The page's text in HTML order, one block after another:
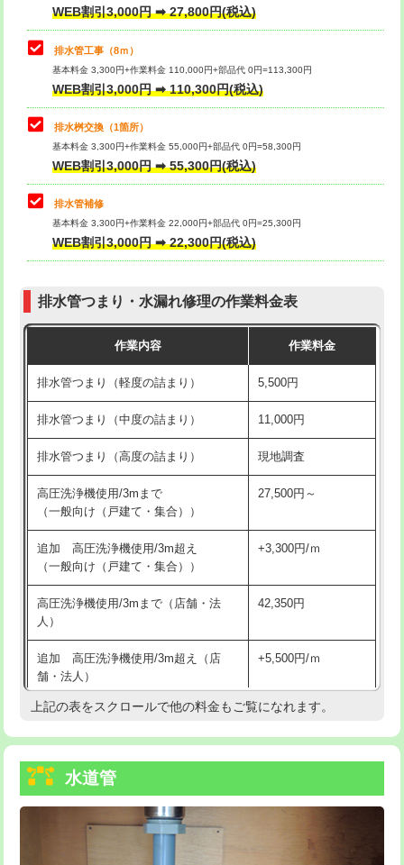
マス交換（土の掘削・埋め戻し作業）
マス交換（深さ50㎝未満）
マス交換（深さ50㎝以上） 66,000円
コンクリート斫り（厚さ10㎝まで）
コンクリート斫り（厚さ10㎝超え）
モルタル補修（厚さ10㎝まで）
モルタル補修（厚さ10㎝超え）
追加人工 16,500円
現場見積
※給水管工事は20mmまでの価格です。
理・調整・分解・加工など（重作業）
その他部品の脱着
交換・取付（タンク） 22,000円+材料費
交換・取付(単水栓（壁付・デッキ
式）)
交換・取付(混合水栓（壁付・デッキ
式・ワンホール）)
16,500円+材料費
交換・取付(排水栓・排水トラップ
交換・取付（その他部品） 11,000円+材料費
持込商品取付（単水栓） 13,200円
持込商品取付（混合水栓） 16,500円
持込商品取付（浄水器・分岐水栓） 16,500円
給水管工事※（ホール加工) 16,500円
給水管工事※（バンド止め) 3,300円
給水管工事※（支持金具設置)
給水管工事※（保温材使用（バンド止
め込み）)
5,500円
給水管工事※（土の掘削・埋め戻し作
業)
11,000円
給水管工事※（塩ビ管（VP・HI）使
用/3ｍまで)
33,000円
給水管工事※（塩ビ管（VP・HI）使
+8,800円
給水管工事※（ライニング鋼管・銅
管・ポリ管・HT管使用/3ｍまで)
給水管工事※（ライニング鋼管・銅
管・ポリ管・HT管使用/3ｍ超え)
WEB割引3,000円 ➡ 27,800円(税込)
排水管工事（8ｍ）
基本料金 3,300円+作業料金 110,000円+部品代 0円=113,300円
WEB割引3,000円 ➡ 110,300円(税込)
排水桝交換（1箇所）
基本料金 3,300円+作業料金 55,000円+部品代 0円=58,300円
WEB割引3,000円 ➡ 55,300円(税込)
排水管補修
基本料金 3,300円+作業料金 22,000円+部品代 0円=25,300円
WEB割引3,000円 ➡ 22,300円(税込)
排水管つまり・水漏れ修理の作業料金表
作業内容 作業料金
排水管つまり（軽度の詰まり） 5,500円
排水管つまり（中度の詰まり） 11,000円
排水管つまり（高度の詰まり） 現地調査
高圧洗浄機使用/3mまで
（一般向け（戸建て・集合））
27,500円～
追加 高圧洗浄機使用/3m超え
（一般向け（戸建て・集合））
+3,300円/ｍ
高圧洗浄機使用/3mまで（店舗・法
人）
42,350円
追加 高圧洗浄機使用/3m超え（店
舗・法人）
+5,500円/ｍ
高度高圧洗浄換 現地調査
トーラー機使用/3mまで
追加トーラー機使用/3m超え
33,000円
上記の表をスクロールで他の料金もご覧になれます。
水道管